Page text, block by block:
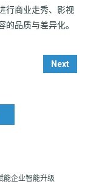
行商业走秀、影视
品质与差异化。
Next
能企业智能升级